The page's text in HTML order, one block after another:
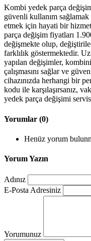
Kombi yedek parça
güvenli kullanım
etmek için hayati bir
parça değişim fiyatları
değişmekte olup,
farklılık göstermektedir.
yapılan değişimler,
çalışmasını sağlar ve
cihazınızda herhangi bir
kodu ile karşılaşırsanız,
yedek parça değişimi
Yorumlar (0)
Henüz yorum
Yorum Yazın
Adınız
E-Posta Adresiniz
Yorumunuz